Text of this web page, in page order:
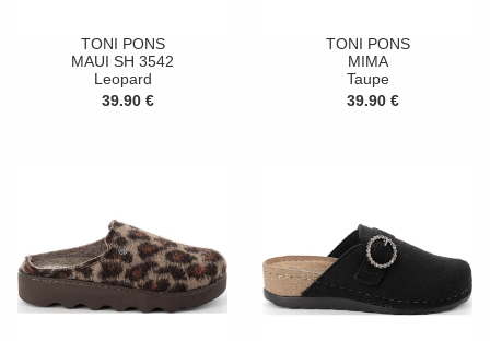
TONI PONS
MAUI SH 3542
Leopard
39.90 €
TONI PONS
MIMA
Taupe
39.90 €